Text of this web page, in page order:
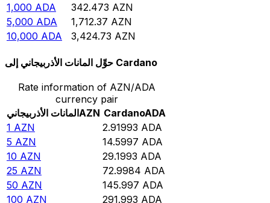
1,000 ADA 342.473 AZN
5,000 ADA 1,712.37 AZN
10,000 ADA 3,424.73 AZN
حوِّل المانات الأذربيجاني إلى Cardano
Rate information of AZN/ADA
currency pair
المانات الأذربيجانيAZN CardanoADA
1 AZN 2.91993 ADA
5 AZN 14.5997 ADA
10 AZN 29.1993 ADA
25 AZN 72.9984 ADA
50 AZN 145.997 ADA
100 AZN 291.993 ADA